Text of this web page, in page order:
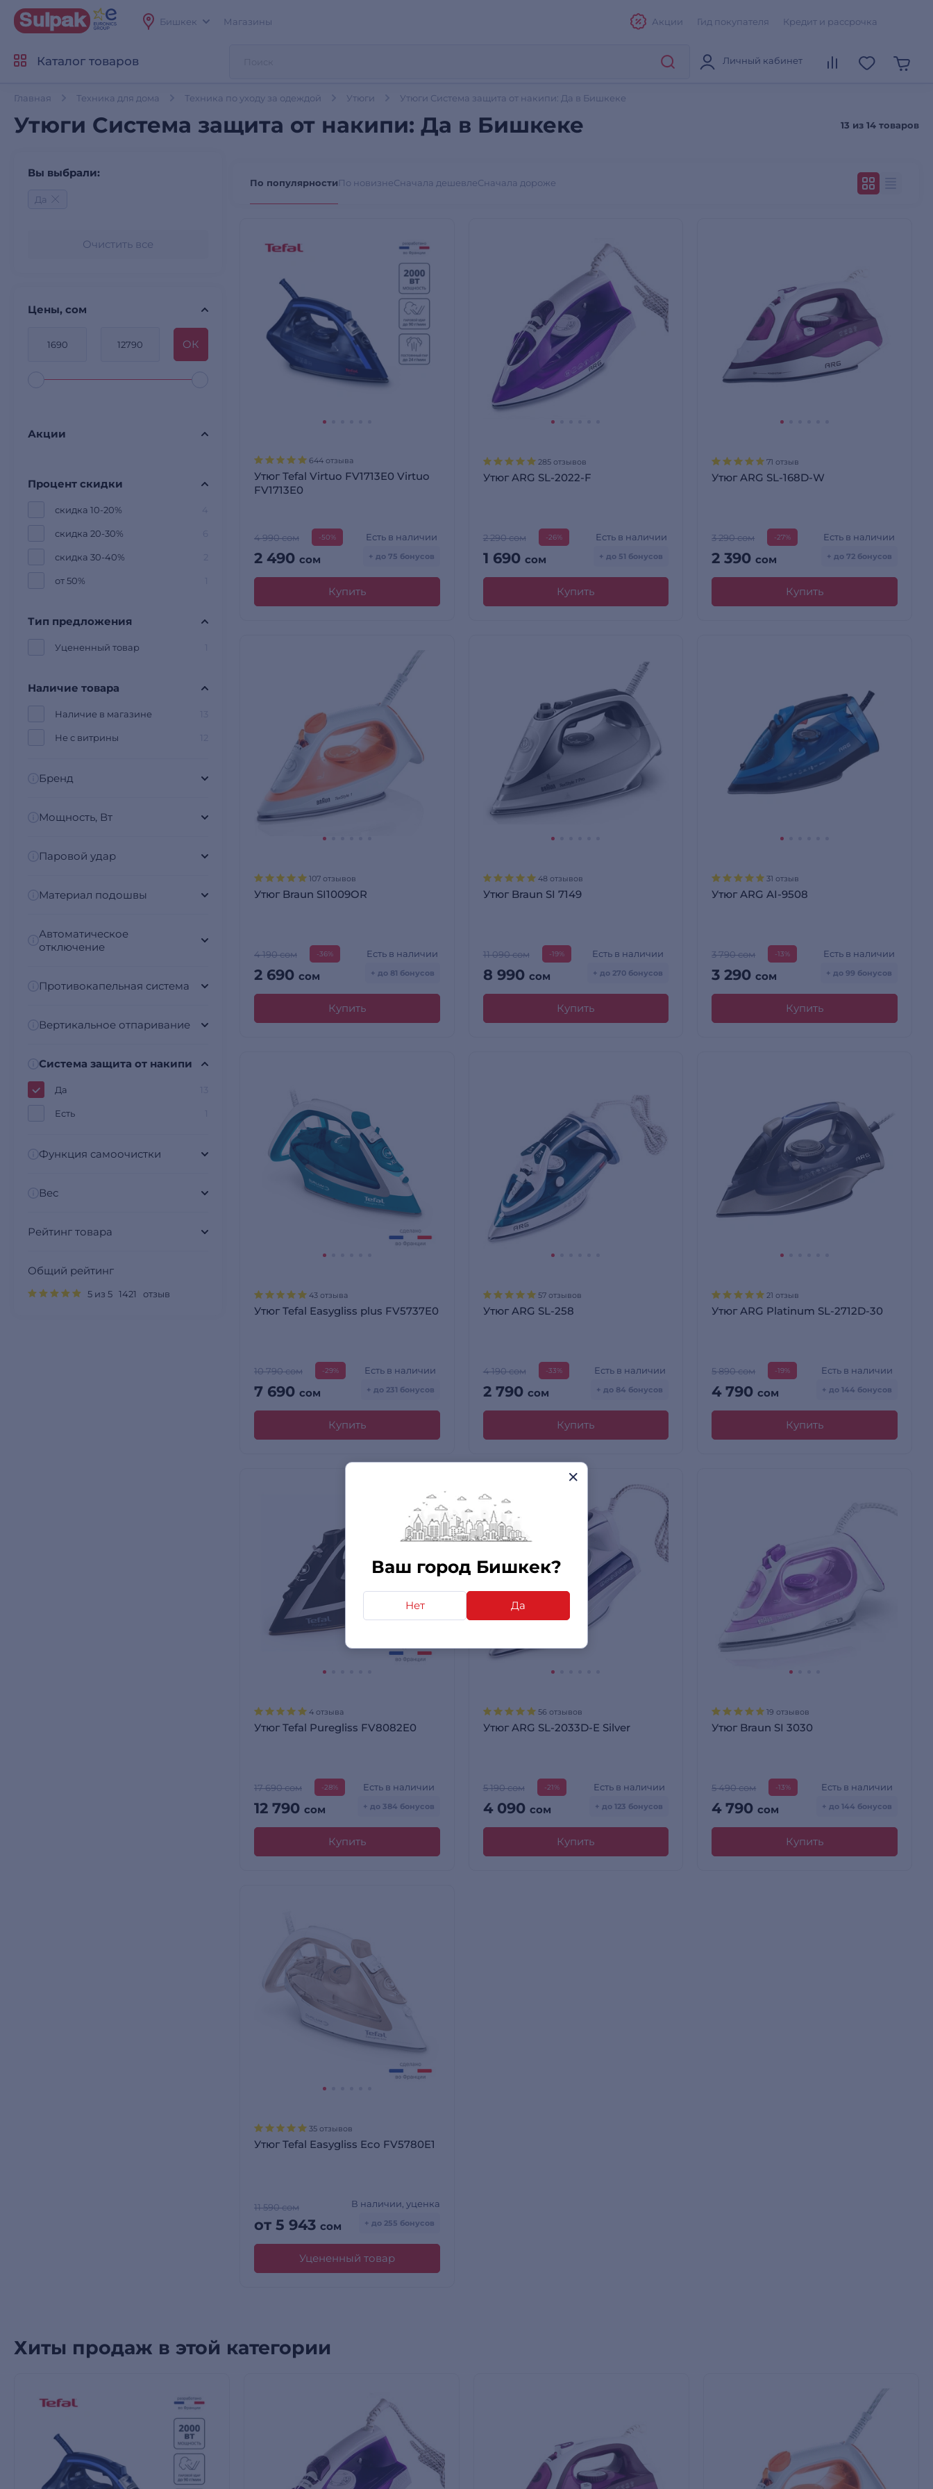
Ваш город Бишкек?
Нет Да
Бишкек Магазины Акции Гид покупателя Кредит и рассрочка
Каталог товаров Личный кабинет
Главная Техника для дома Техника по уходу за одеждой Утюги Утюги Система защита от накипи: Да в Бишкеке
Утюги Система защита от накипи: Да в Бишкеке 13 из 14 товаров
Вы выбрали:
Да
Очистить все
Цены, сом
OК
Акции
Процент скидки
скидка 10-20%
скидка 20-30%
скидка 30-40%
от 50%
Тип предложения
Уцененный товар
Наличие товара
Наличие в магазине
Не с витрины
Бренд
Мощность, Вт
Паровой удар
Материал подошвы
Автоматическое
отключение
Противокапельная система
Вертикальное отпаривание
Система защита от накипи
Да
Есть
Функция самоочистки
Вес
Рейтинг товара
Общий рейтинг
5 из 5 1421 отзыв
По популярностиПо новизнеСначала дешевлеСначала дороже
644 отзыва
Утюг Tefal Virtuo FV1713E0 Virtuo
FV1713E0
4 990 сом -50%
2 490 сом
Есть в наличии
+ до 75 бонусов
Купить
285 отзывов
Утюг ARG SL-2022-F
2 290 сом -26%
1 690 сом
Есть в наличии
+ до 51 бонусов
Купить
71 отзыв
Утюг ARG SL-168D-W
3 290 сом -27%
2 390сом
Есть в наличии
+ до 72 бонусов
Купить
107 отзывов
Утюг Braun SI1009OR
4 190 сом -36%
2 690 сом
Есть в наличии
+ до 81 бонусов
Купить
48 отзывов
Утюг Braun SI 7149
11 090 сом -19%
8 990 сом
Есть в наличии
+ до 270 бонусов
Купить
31 отзыв
Утюг ARG AI-9508
3 790 сом -13%
3 290сом
Есть в наличии
+ до 99 бонусов
Купить
43 отзыва
Утюг Tefal Easygliss plus FV5737E0
10 790 сом -29%
7 690 сом
Есть в наличии
+ до 231 бонусов
Купить
57 отзывов
Утюг ARG SL-258
4 190 сом -33%
2 790 сом
Есть в наличии
+ до 84 бонусов
Купить
21 отзыв
Утюг ARG Platinum SL-2712D-30
5 890 сом -19%
4 790сом
Есть в наличии
+ до 144 бонусов
Купить
4 отзыва
Утюг Tefal Puregliss FV8082E0
17 690 сом -28%
12 790 сом
Есть в наличии
+ до 384 бонусов
Купить
56 отзывов
Утюг ARG SL-2033D-E Silver
5 190 сом -21%
4 090 сом
Есть в наличии
+ до 123 бонусов
Купить
19 отзывов
Утюг Braun SI 3030
5 490 сом -13%
4 790сом
Есть в наличии
+ до 144 бонусов
Купить
35 отзывов
Утюг Tefal Easygliss Eco FV5780E1
11 590 сом
от 5 943 сом
В наличии, уценка
+ до 255 бонусов
Уцененный товар
Хиты продаж в этой категории